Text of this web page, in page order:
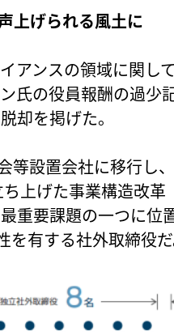
上げられる風土に
アンスの領域に関し
氏の役員報酬の過少
却を掲げた。
等設置会社に移行し
上げた事業構造改革
重要課題の一つに位
有する社外取締役だ